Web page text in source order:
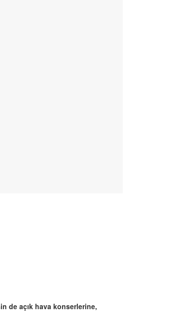
de açık hava konserlerine,